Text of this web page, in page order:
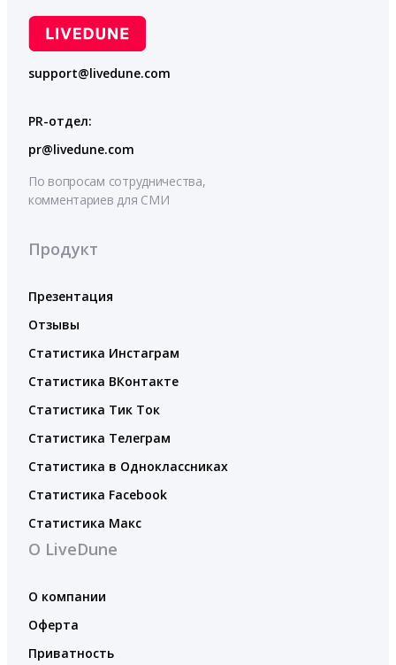
support@livedune.com
PR-отдел:
pr@livedune.com
По вопросам сотрудничества,
комментариев для СМИ
Продукт
Презентация
Отзывы
Статистика Инстаграм
Статистика ВКонтакте
Статистика Тик Ток
Статистика Телеграм
Статистика в Одноклассниках
Статистика Facebook
Статистика Макс
О LiveDune
О компании
Оферта
Приватность